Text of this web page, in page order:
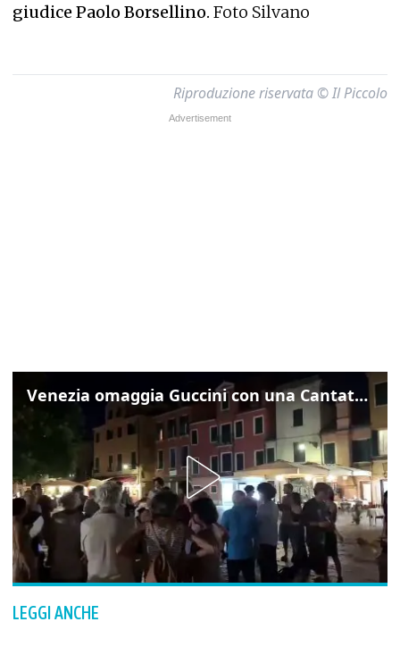
giudice Paolo Borsellino. Foto Silvano
Riproduzione riservata © Il Piccolo
Venezia omaggia Guccini con una Cantata Anarchica in campo Santa Margherita
LEGGI ANCHE